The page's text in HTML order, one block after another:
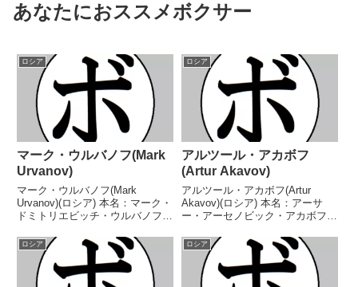
あなたにおススメボクサー
ロシア
マーク・ウルバノフ(Mark
Urvanov)
マーク・ウルバノフ(Mark
Urvanov)(ロシア) 本名：マーク・
ドミトリエビッチ・ウルバノフ生
シア戦績：35戦26勝(11KO)7敗2
分 【獲得タイトル】ロシアフェ
ザー級王座WBCアジア(ABCO)...
ロシア
アルツール・アカボフ
(Artur Akavov)
アルツール・アカボフ(Artur
Akavov)(ロシア) 本名：アーサ
ー・アーセノビック・アカボフ生
ロシア戦績：25戦21勝(10KO)4
敗 【獲得タイトル】WBO欧州ミ
ドル級王座WBOインターナショ
ナ...
ロシア ロシア